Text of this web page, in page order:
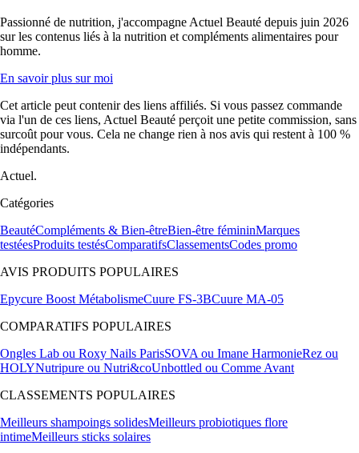
Passionné de nutrition, j'accompagne Actuel Beauté depuis juin 2026
sur les contenus liés à la nutrition et compléments alimentaires pour
homme.
En savoir plus sur moi
Cet article peut contenir des liens affiliés. Si vous passez commande
via l'un de ces liens, Actuel Beauté perçoit une petite commission, sans
surcoût pour vous. Cela ne change rien à nos avis qui restent à 100 %
indépendants.
Actuel.
Catégories
BeautéCompléments & Bien-êtreBien-être fémininMarques
testéesProduits testésComparatifsClassementsCodes promo
AVIS PRODUITS POPULAIRES
Epycure Boost MétabolismeCuure FS-3BCuure MA-05
COMPARATIFS POPULAIRES
Ongles Lab ou Roxy Nails ParisSOVA ou Imane HarmonieRez ou
HOLYNutripure ou Nutri&coUnbottled ou Comme Avant
CLASSEMENTS POPULAIRES
Meilleurs shampoings solidesMeilleurs probiotiques flore
intimeMeilleurs sticks solaires